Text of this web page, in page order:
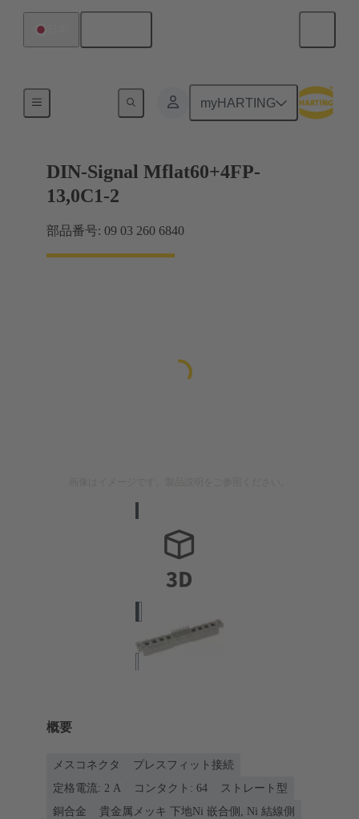
myHARTING
マザーボード ツー ドーターカード接続
DIN-Signal Mflat60+4FP-
13,0C1-2
部品番号: 09 03 260 6840
概要
メスコネクタ
プレスフィット接続
定格電流: ‌2 A
コンタクト: 64
ストレート型
銅合金
貴金属メッキ 下地Ni 嵌合側, Ni 結線側